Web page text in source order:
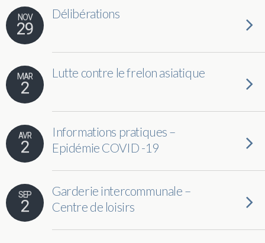
NOV
29
Délibérations
MAR
2
Lutte contre le frelon asiatique
AVR
2
Informations pratiques –
Epidémie COVID -19
SEP
2
Garderie intercommunale –
Centre de loisirs